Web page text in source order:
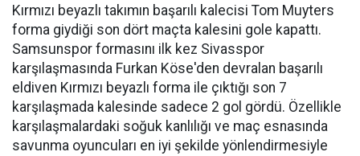
Kırmızı beyazlı takımın başarılı kalecisi Tom Muyters
forma giydiği son dört maçta kalesini gole kapattı.
Samsunspor formasını ilk kez Sivasspor
karşılaşmasında Furkan Köse'den devralan başarılı
eldiven Kırmızı beyazlı forma ile çıktığı son 7
karşılaşmada kalesinde sadece 2 gol gördü. Özellikle
karşılaşmalardaki soğuk kanlılığı ve maç esnasında
savunma oyuncuları en iyi şekilde yönlendirmesiyle